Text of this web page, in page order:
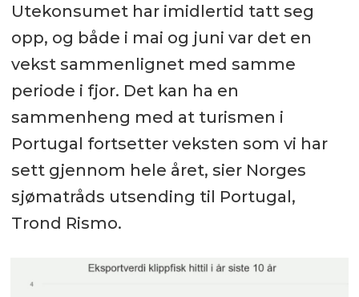
Utekonsumet har imidlertid tatt seg
opp, og både i mai og juni var det en
vekst sammenlignet med samme
periode i fjor. Det kan ha en
sammenheng med at turismen i
Portugal fortsetter veksten som vi har
sett gjennom hele året, sier Norges
sjømatråds utsending til Portugal,
Trond Rismo.